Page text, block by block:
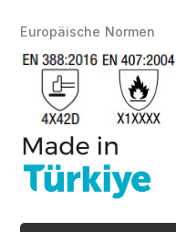
Europäische Normen